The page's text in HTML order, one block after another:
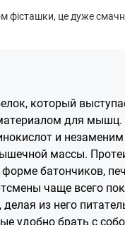
фісташки, це дуже
который
для мышц.
и незаменим
массы.
батончиков,
чаще всего
из него
удобно брать с